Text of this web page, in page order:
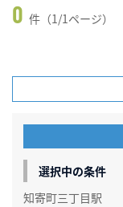
0 件（1/1ページ）
選択中の条件
知寄町三丁目駅